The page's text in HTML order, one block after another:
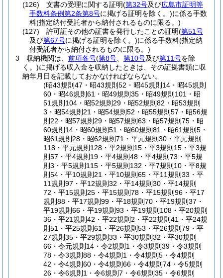
(126)
文書の受理に関する証明(第32号及び広島市証明等
手数料条例第2条第8号に掲げる証明を除く。)に係る手数
料(指定納付受託者から納付されるものに限る。)
(127)
許可証その他の証書を発行したことの証明(第51号
及び第67号に掲げる証明を除く。)に係る手数料(指定納
付受託者から納付されるものに限る。)
3
収納機関は、 前項各号(第8号 第10号及び第11号を除
く。)に掲げる収入金を収納したときは、その証拠書類に収
納年月日を記載しておかなければならない。
(昭43規則47・昭43規則52・昭45規則14・昭45規則
60・昭46規則61・昭49規則35・昭49規則101・昭
51規則104・昭52規則29・昭52規則82・昭53規則
3・昭54規則21・昭54規則52・昭55規則57・昭56規
則22・昭57規則29・昭57規則63・昭57規則75・昭
60規則14・昭60規則51・昭60規則81・昭61規則5・
昭61規則28・昭62規則71・平元規則30・平元規則
118・平元規則128・平2規則15・平3規則15・平3規
則57・平4規則19・平4規則48・平4規則73・平5規
則3・平5規則115・平5規則132・平7規則10・平8規
則54・平10規則21・平10規則65・平11規則33・平
11規則97・平12規則32・平14規則30・平14規則
72・平15規則25・平15規則78・平15規則96・平17
規則88・平17規則99・平18規則70・平19規則37・
平19規則66・平19規則93・平19規則108・平20規則
36・平21規則42・平22規則2・平22規則41・平24規
則51・平25規則61・平26規則53・平26規則79・平
27規則35・平29規則33・平30規則32・平30規則
66・令元規則14・令2規則1・令3規則39・令3規則
78・令3規則88・令4規則1・令4規則5・令4規則
42・令4規則60・令4規則66・令4規則74・令5規則
26・令6規則1・令6規則7・令6規則35・令6規則